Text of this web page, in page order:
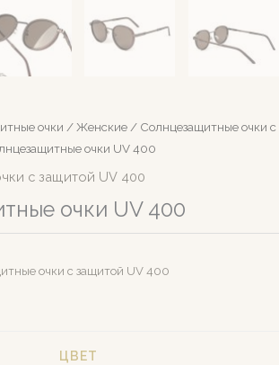
очки / Женские / Солнцезащитные очки c
очки UV 400
c защитой UV 400
очки UV 400
очки c защитой UV 400
ЦВЕТ